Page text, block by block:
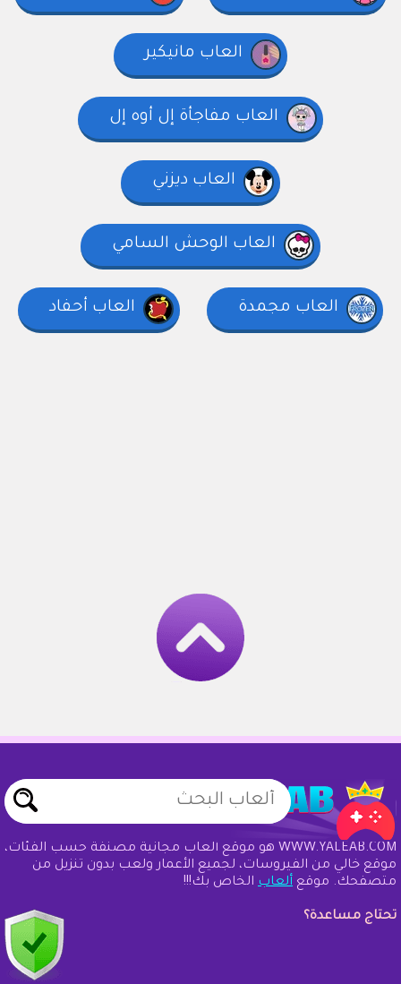
العاب مانيكير
العاب مفاجأة إل أوه إل
العاب ديزني
العاب الوحش السامي
العاب مجمدة العاب أحفاد
WWW.YALEAB.COM هو موقع ألعاب مجانية مصنفة حسب الفئات،
موقع خالي من الفيروسات، لجميع الأعمار ولعب بدون تنزيل من
متصفحك. موقع ألعاب الخاص بك!!!
تحتاج مساعدة؟